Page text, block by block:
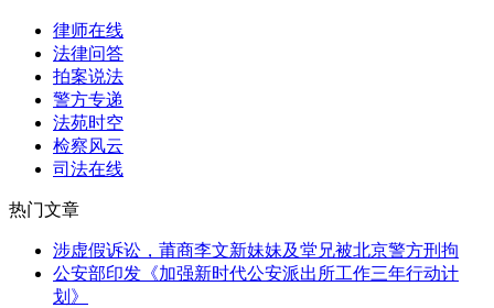
律师在线
法律问答
拍案说法
警方专递
法苑时空
检察风云
司法在线
热门文章
涉虚假诉讼，莆商李文新妹妹及堂兄被北京警方刑拘
公安部印发《加强新时代公安派出所工作三年行动计
划》